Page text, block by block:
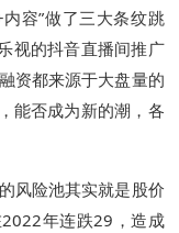
容”做了三大条纹跳
视的抖音直播间推广
资都来源于大盘量的
能否成为新的潮，各
风险池其实就是股价
年连跌29，造成